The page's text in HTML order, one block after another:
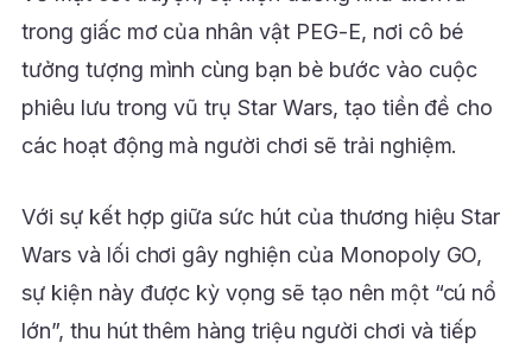
trong giấc mơ của nhân vật PEG-E, nơi cô bé
tưởng tượng mình cùng bạn bè bước vào cuộc
phiêu lưu trong vũ trụ Star Wars, tạo tiền đề cho
các hoạt động mà người chơi sẽ trải nghiệm.
Với sự kết hợp giữa sức hút của thương hiệu Star
Wars và lối chơi gây nghiện của Monopoly GO,
sự kiện này được kỳ vọng sẽ tạo nên một “cú nổ
lớn”, thu hút thêm hàng triệu người chơi và tiếp